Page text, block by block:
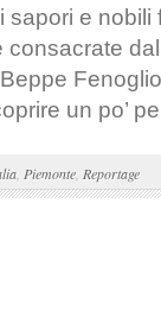
sapori e nobili
consacrate
un po’
Piemonte Reportage